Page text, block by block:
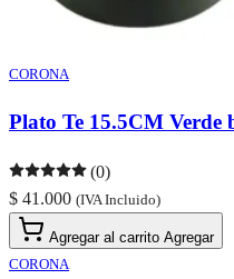
CORONA
Plato Te 15.5CM
(0)
$ 41.000 (IVA Incluido)
Agregar al carrito Agregar
CORONA